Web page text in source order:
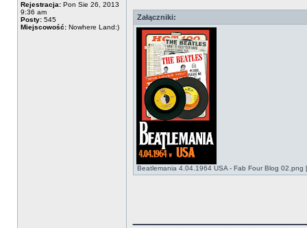
Rejestracja: Pon Sie 26, 2013
9:36 am
Posty: 545
Miejscowość: Nowhere Land:)
Załączniki:
Beatlemania 4.04.1964 USA - Fab Four Blog